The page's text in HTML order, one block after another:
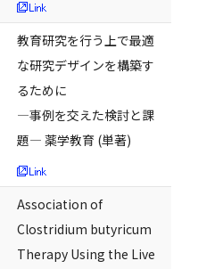
教育研究を行う上で最適
な研究デザインを構築す
るために
―事例を交えた検討と課
題― 薬学教育 (単著)
Association of
Clostridium butyricum
Therapy Using the Live